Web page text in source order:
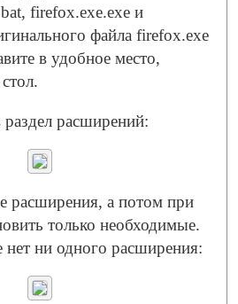
firefox.exe.exe и
файла firefox.exe
в удобное место,
расширений:
расширения, а потом при
только необходимые.
ни одного расширения: